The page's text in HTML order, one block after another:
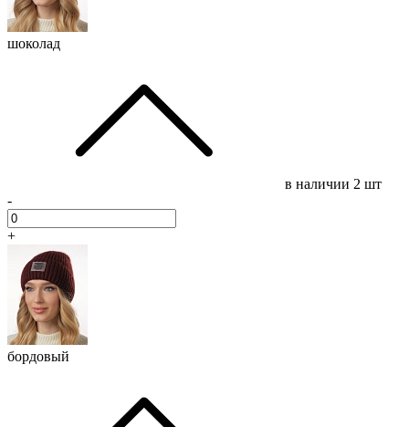
шоколад
в наличии 2 шт
-
+
бордовый